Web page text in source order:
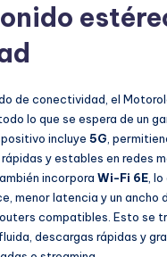
de conectividad, el
lo que se espera de un
incluye 5G ,
y estables en redes
incorpora Wi-Fi 6E ,
menor latencia y un ancho
compatibles. Esto se
descargas rápidas y